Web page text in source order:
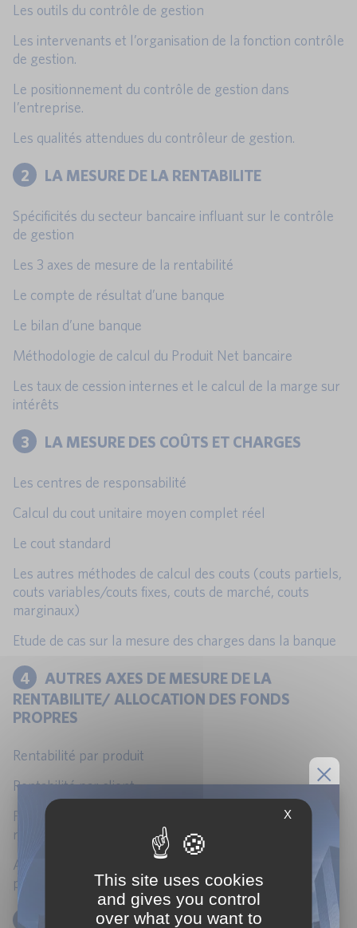
Les outils du contrôle de gestion
Les intervenants et l’organisation de la fonction contrôle
de gestion.
Le positionnement du contrôle de gestion dans
l’entreprise.
Les qualités attendues du contrôleur de gestion.
2 LA MESURE DE LA RENTABILITE
Spécificités du secteur bancaire influant sur le contrôle
de gestion
Les 3 axes de mesure de la rentabilité
Le compte de résultat d’une banque
Le bilan d’une banque
Méthodologie de calcul du Produit Net bancaire
Les taux de cession internes et le calcul de la marge sur
intérêts
3 LA MESURE DES COÛTS ET CHARGES
Les centres de responsabilité
Calcul du cout unitaire moyen complet réel
Le cout standard
Les autres méthodes de calcul des couts (couts partiels,
couts variables/couts fixes, couts de marché, couts
marginaux)
Etude de cas sur la mesure des charges dans la banque
4
AUTRES AXES DE MESURE DE LA
RENTABILITE/ ALLOCATION DES FONDS
PROPRES
Rentabilité par produit
Rentabilité par client
Précautions à prendre en matière de mesure de
rentabilité
Allocation des fonds propres et calcul du cout en fonds
propres
5 TABLEAUX DE BORD ET INDICATEURS
X
This site uses cookies
and gives you control
over what you want to